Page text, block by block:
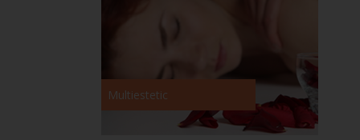
Multiestetic